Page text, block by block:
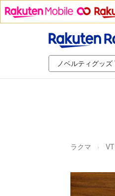
ラクマ VT